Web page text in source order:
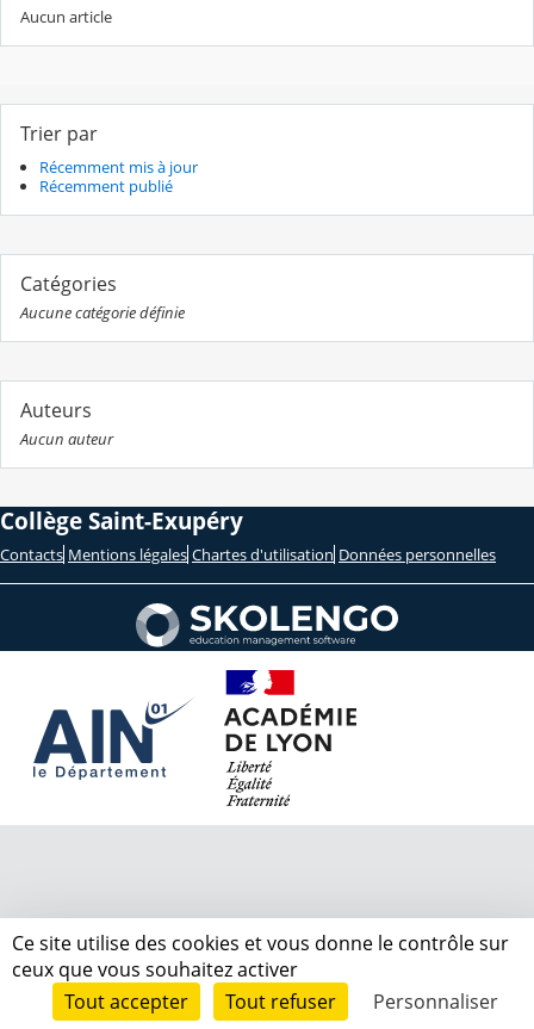
Aucun article
Trier par
Récemment mis à jour
Récemment publié
Catégories
Aucune catégorie définie
Auteurs
Aucun auteur
Collège Saint-Exupéry
Contacts Mentions légales Chartes d'utilisation Données personnelles
Ce site utilise des cookies et vous donne le contrôle sur
ceux que vous souhaitez activer
Tout accepter
Tout refuser Personnaliser